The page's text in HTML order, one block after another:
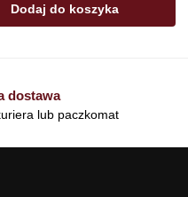
Dodaj do koszyka
dostawa
lub paczkomat